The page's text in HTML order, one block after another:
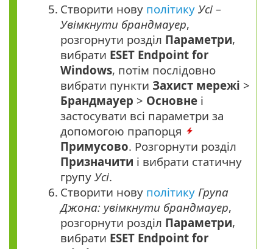
5. Створити нову політику Усі –
Увімкнути брандмауер,
розгорнути розділ Параметри,
вибрати ESET Endpoint for
Windows, потім послідовно
вибрати пункти Захист мережі >
Брандмауер > Основне і
застосувати всі параметри за
допомогою прапорця
Примусово. Розгорнути розділ
Призначити і вибрати статичну
групу Усі.
6. Створити нову політику Група
Джона: увімкнути брандмауер,
розгорнути розділ Параметри,
вибрати ESET Endpoint for